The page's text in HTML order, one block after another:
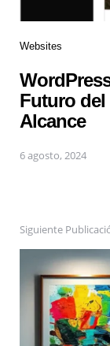
Websites
Futuro del
Alcance
6 agosto, 2024
Siguiente